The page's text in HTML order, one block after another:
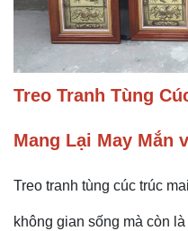
Treo Tranh Tùng
Mang Lại May Mắn
Treo tranh tùng cúc trúc
không gian sống mà còn